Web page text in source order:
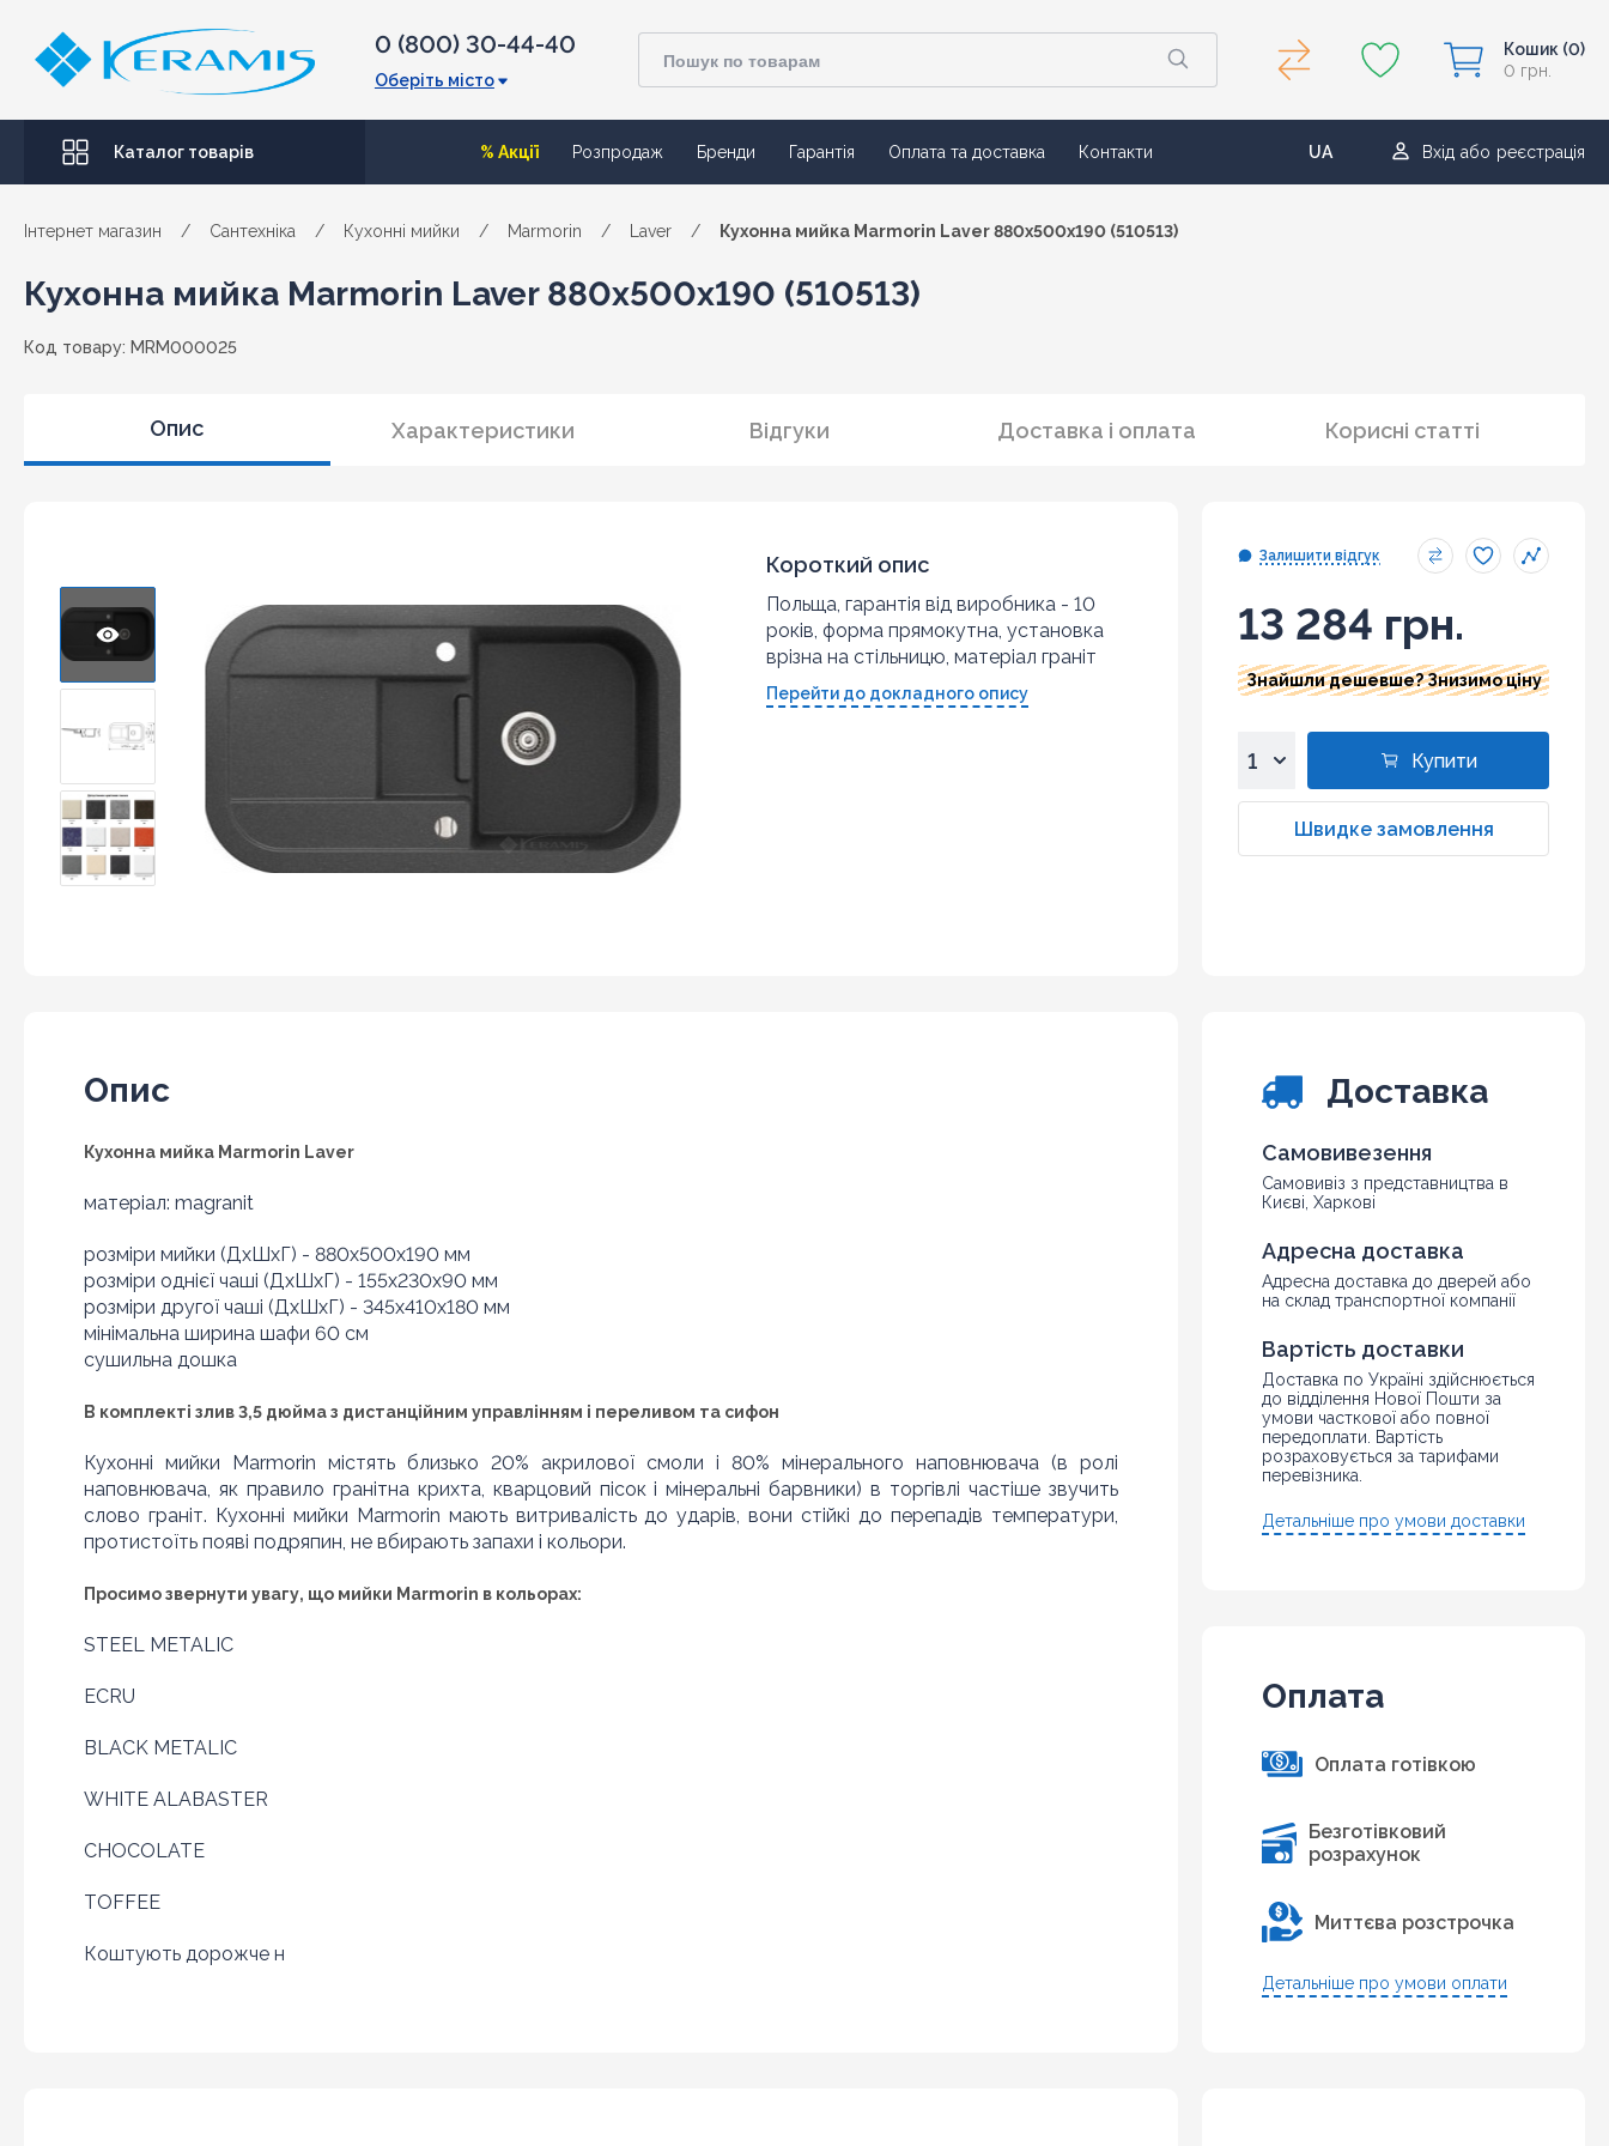
0 (800) 30-44-40
Оберіть місто
Кошик (0)
0 грн.
Каталог товарів % Акції Розпродаж Бренди Гарантія Оплата та доставка Контакти
UA
RU
Вхід або реєстрація
Інтернет магазин / Сантехніка / Кухонні мийки / Marmorin / Laver / Кухонна мийка Marmorin Laver 880x500x190 (510513)
Кухонна мийка Marmorin Laver 880x500x190 (510513)
Код товару: MRM000025
Опис Характеристики Відгуки Доставка і оплата Корисні статті
Короткий опис
Польща, гарантія від виробника - 10
років, форма прямокутна, установка
врізна на стільницю, матеріал граніт
Перейти до докладного опису
Залишити відгук
13 284 грн.
Знайшли дешевше? Знизимо ціну
3
Купити
Швидке замовлення
Опис
Кухонна мийка Marmorin Laver
матеріал: magranit
розміри мийки (ДхШхГ) - 880x500x190 мм
розміри однієї чаші (ДхШхГ) - 155x230x90 мм
розміри другої чаші (ДхШхГ) - 345х410х180 мм
мінімальна ширина шафи 60 см
сушильна дошка
В комплекті злив 3,5 дюйма з дистанційним управлінням і переливом та сифон
Кухонні мийки Marmorin містять близько 20% акрилової смоли і 80% мінерального наповнювача (в ролі
наповнювача, як правило гранітна крихта, кварцовий пісок і мінеральні барвники) в торгівлі частіше звучить
слово граніт. Кухонні мийки Marmorin мають витривалість до ударів, вони стійкі до перепадів температури,
протистоїть появі подряпин, не вбирають запахи і кольори.
Просимо звернути увагу, що мийки Marmorin в кольорах:
STEEL METALIC
ECRU
BLACK METALIC
WHITE ALABASTER
CHOCOLATE
TOFFEE
Коштують дорожче н
Доставка
Самовивезення
Самовивіз з представництва в
Києві, Харкові
Адресна доставка
Адресна доставка до дверей або
на склад транспортної компанії
Вартість доставки
Доставка по Україні здійснюється
до відділення Нової Пошти за
умови часткової або повної
передоплати. Вартість
розраховується за тарифами
перевізника.
Детальніше про умови доставки
Оплата
Оплата готівкою
Безготівковий
розрахунок
Миттєва розстрочка
Детальніше про умови оплати